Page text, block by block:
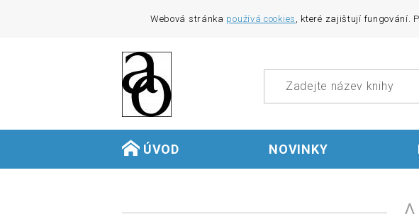
Webová stránka používá cookies , které zajištují fungování.
ÚVOD NOVINKY